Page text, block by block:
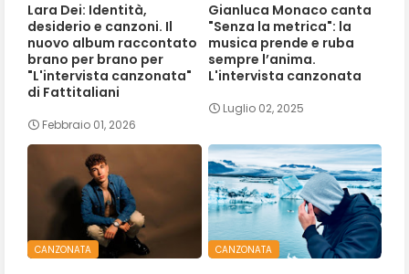
Lara Dei: Identità,
desiderio e canzoni. Il
nuovo album raccontato
brano per brano per
"L'intervista canzonata"
di Fattitaliani
Febbraio 01, 2026
Gianluca Monaco canta
"Senza la metrica": la
musica prende e ruba
sempre l’anima.
L'intervista canzonata
Luglio 02, 2025
CANZONATA CANZONATA